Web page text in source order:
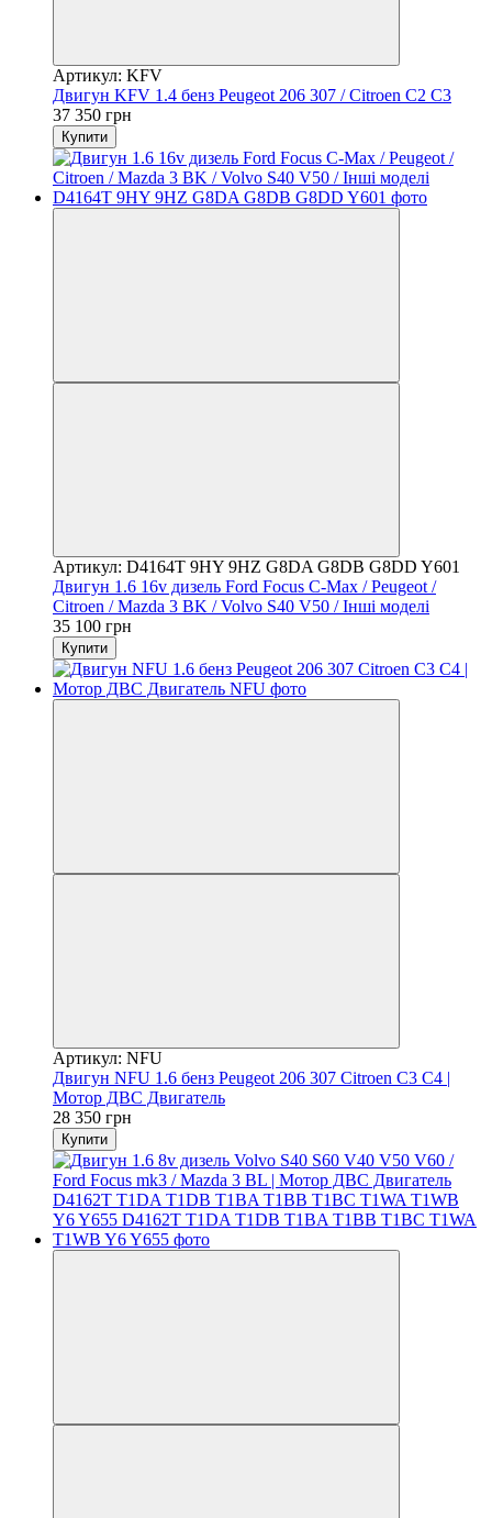
Артикул: KFV
Двигун KFV 1.4 бенз Peugeot 206 307 / Citroen С2 С3
37 350 грн
Купити
Артикул: D4164T 9HY 9HZ G8DA G8DB G8DD Y601
Двигун 1.6 16v дизель Ford Focus C-Max / Peugeot /
Citroen / Mazda 3 BK / Volvo S40 V50 / Інші моделі
35 100 грн
Купити
Артикул: NFU
Двигун NFU 1.6 бенз Peugeot 206 307 Citroen C3 C4 |
Мотор ДВС Двигатель
28 350 грн
Купити